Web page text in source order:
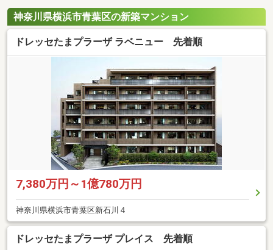
神奈川県横浜市青葉区の新築マンション
ドレッセたまプラーザ ラベニュー 先着順
7,380万円～1億780万円
神奈川県横浜市青葉区新石川４
ドレッセたまプラーザ プレイス 先着順